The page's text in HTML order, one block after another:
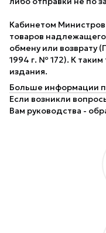
Кабинетом
товаров
обмену или возврату
1994 г. № 172). К
издания.
Больше информации
Если возникли
Вам руководства -